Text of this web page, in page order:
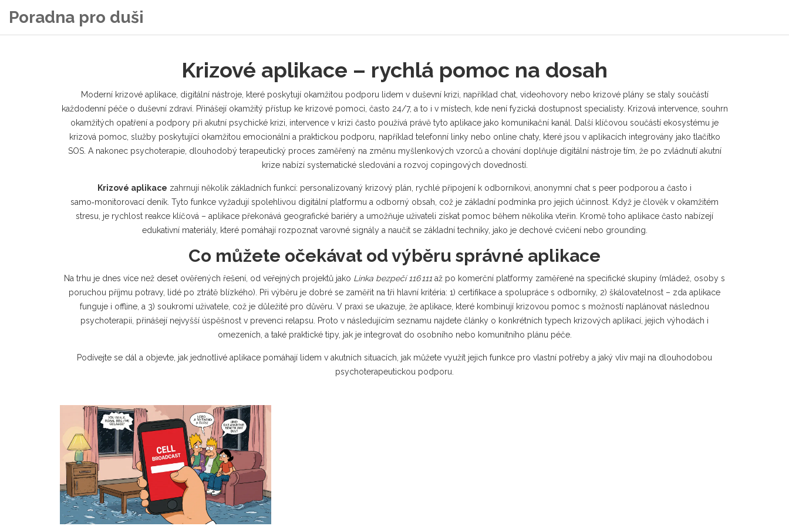
Poradna pro duši
Krizové aplikace – rychlá pomoc na dosah
Moderní krizové aplikace, digitální nástroje, které poskytují okamžitou podporu lidem v duševní krizi, například chat, videohovory nebo krizové plányse staly součástí
každodenní péče o duševní zdraví. Přinášejí okamžitý přístup ke krizové pomoci, často 24/7, a to i v místech, kde není fyzická dostupnost specialisty. Krizová intervence, souhrn
okamžitých opatření a podpory při akutní psychické krizi intervence v krizi často používá právě tyto aplikace jako komunikační kanál. Další klíčovou součástí ekosystému je
krizová pomoc, služby poskytující okamžitou emocionální a praktickou podporu, například telefonní linky nebo online chaty, které jsou v aplikacích integrovány jako tlačítko
SOS. A nakonec psychoterapie, dlouhodobý terapeutický proces zaměřený na změnu myšlenkových vzorců a chovánídoplňuje digitální nástroje tím, že po zvládnutí akutní
krize nabízí systematické sledování a rozvoj copingových dovedností.
Krizové aplikace zahrnují několik základních funkcí: personalizovaný krizový plán, rychlé připojení k odborníkovi, anonymní chat s peer podporou a často i
samo‑monitorovací deník. Tyto funkce vyžadují spolehlivou digitální platformu a odborný obsah, což je základní podmínka pro jejich účinnost. Když je člověk v okamžitém
stresu, je rychlost reakce klíčová – aplikace překonává geografické bariéry a umožňuje uživateli získat pomoc během několika vteřin. Kromě toho aplikace často nabízejí
edukativní materiály, které pomáhají rozpoznat varovné signály a naučit se základní techniky, jako je dechové cvičení nebo grounding.
Co můžete očekávat od výběru správné aplikace
Na trhu je dnes více než deset ověřených řešení, od veřejných projektů jako Linka bezpečí 116 111 až po komerční platformy zaměřené na specifické skupiny (mládež, osoby s
poruchou příjmu potravy, lidé po ztrátě blízkého). Při výběru je dobré se zaměřit na tři hlavní kritéria: 1) certifikace a spolupráce s odborníky, 2) škálovatelnost – zda aplikace
funguje i offline, a 3) soukromí uživatele, což je důležité pro důvěru. V praxi se ukazuje, že aplikace, které kombinují krizovou pomoc s možností naplánovat následnou
psychoterapii, přinášejí nejvyšší úspěšnost v prevenci relapsu. Proto v následujícím seznamu najdete články o konkrétních typech krizových aplikací, jejich výhodách i
omezeních, a také praktické tipy, jak je integrovat do osobního nebo komunitního plánu péče.
Podívejte se dál a objevte, jak jednotlivé aplikace pomáhají lidem v akutních situacích, jak můžete využít jejich funkce pro vlastní potřeby a jaký vliv mají na dlouhodobou
psychoterapeutickou podporu.